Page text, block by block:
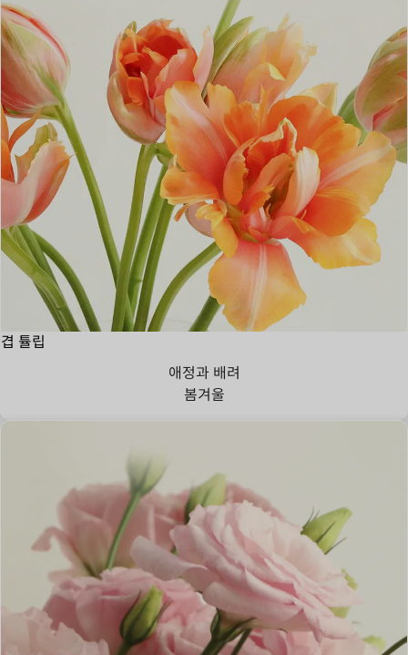
겹 튤립
애정과 배려
봄겨울